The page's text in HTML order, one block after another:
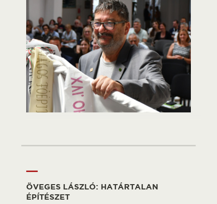
ÖVEGES LÁSZLÓ: HATÁRTALAN
ÉPÍTÉSZET